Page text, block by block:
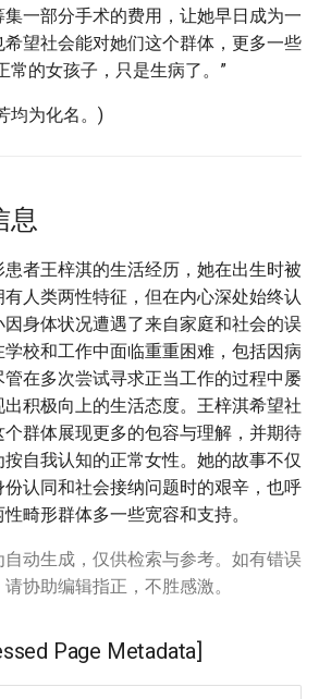
一部分手术的费用，让她早日成为一
望社会能对她们这个群体，更多一些
常的女孩子，只是生病了。”
均为化名。)
息
者王梓淇的生活经历，她在出生时被
人类两性特征，但在内心深处始终认
身体状况遭遇了来自家庭和社会的误
校和工作中面临重重困难，包括因病
在多次尝试寻求正当工作的过程中屡
积极向上的生活态度。王梓淇希望社
群体展现更多的包容与理解，并期待
自我认知的正常女性。她的故事不仅
认同和社会接纳问题时的艰辛，也呼
畸形群体多一些宽容和支持。
动生成，仅供检索与参考。如有错误
协助编辑指正，不胜感激。
Page Metadata]